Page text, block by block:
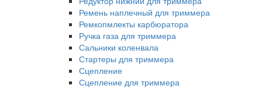
Ремень наплечный для триммера
Ремкопмлекты карбюратора
Ручка газа для триммера
Сальники коленвала
Стартеры для триммера
Сцепление
Сцепление для триммера